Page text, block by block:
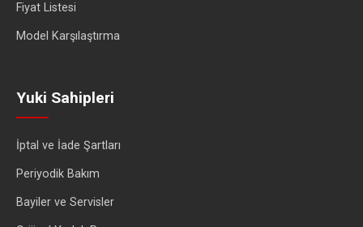
Fiyat Listesi
Model Karşılaştırma
Yuki Sahipleri
İptal ve İade Şartları
Periyodik Bakım
Bayiler ve Servisler